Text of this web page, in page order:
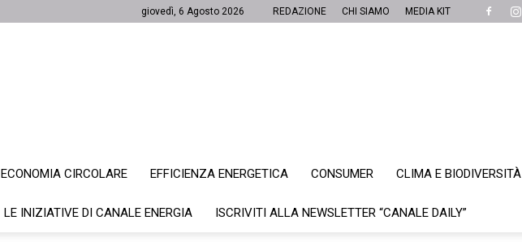
giovedì, 6 Agosto 2026 REDAZIONE CHI SIAMO MEDIA KIT
ECONOMIA CIRCOLARE EFFICIENZA ENERGETICA CONSUMER CLIMA E BIODIVERSITÀ
LE INIZIATIVE DI CANALE ENERGIA ISCRIVITI ALLA NEWSLETTER “CANALE DAILY”